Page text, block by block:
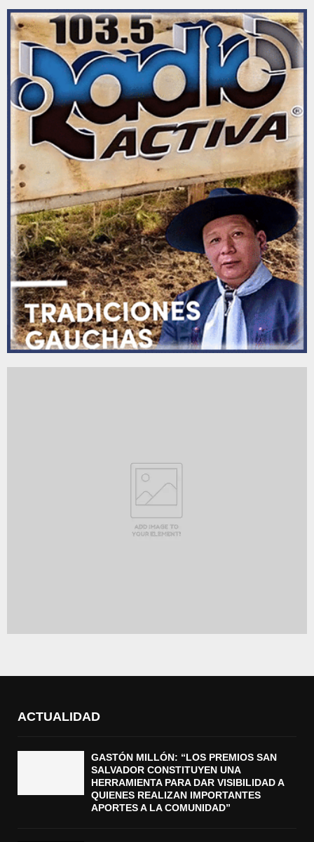
ACTUALIDAD
GASTÓN MILLÓN: “LOS PREMIOS SAN
SALVADOR CONSTITUYEN UNA
HERRAMIENTA PARA DAR VISIBILIDAD A
QUIENES REALIZAN IMPORTANTES
APORTES A LA COMUNIDAD”